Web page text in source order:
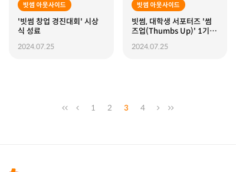
빗썸 아웃사이드
'빗썸 창업 경진대회' 시상
식 성료
2024.07.25
빗썸 아웃사이드
빗썸, 대학생 서포터즈 '썸
즈업(Thumbs Up)' 1기 발
2024.07.25
1 2 3 4